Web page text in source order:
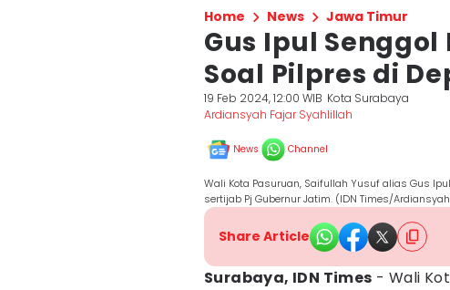
Home News Jawa Timur
Gus Ipul Senggol
Soal Pilpres di
19 Feb 2024, 12:00 WIB Kota Surabaya
Ardiansyah Fajar Syahlillah
News Channel
Wali Kota Pasuruan, Saifullah Yusuf alias Gus
sertijab Pj Gubernur Jatim. (IDN Times/
Share Article
Surabaya, IDN Times - Wali